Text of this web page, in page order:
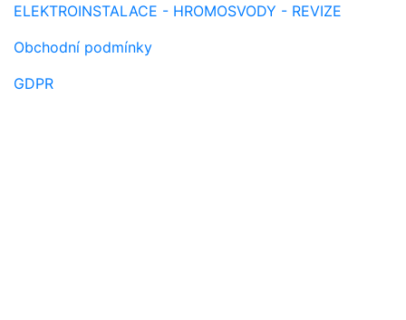
ELEKTROINSTALACE - HROMOSVODY - REVIZE
Obchodní podmínky
GDPR